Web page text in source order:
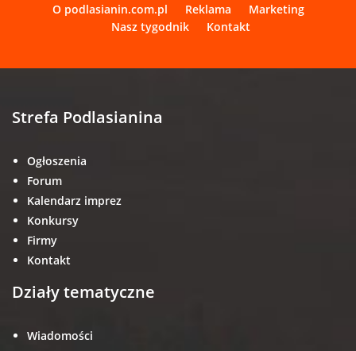
O podlasianin.com.pl Reklama
Marketing
Nasz tygodnik
Kontakt
Strefa Podlasianina
Ogłoszenia
Forum
Kalendarz imprez
Konkursy
Firmy
Kontakt
Działy tematyczne
Wiadomości